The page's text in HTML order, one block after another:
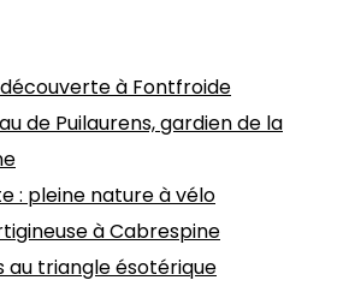
à Fontfroide
de Puilaurens, gardien de la
: pleine nature à vélo
à Cabrespine
au triangle ésotérique